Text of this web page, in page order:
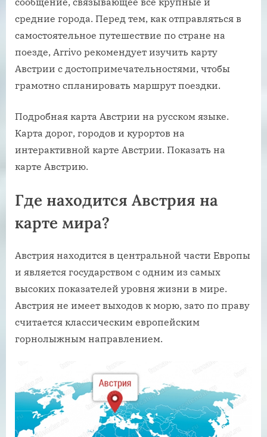
средние города. Перед тем, как отправляться в
самостоятельное путешествие по стране на
поезде, Arrivo рекомендует изучить карту
Австрии с достопримечательностями, чтобы
грамотно спланировать маршрут поездки.
Подробная карта Австрии на русском языке.
Карта дорог, городов и курортов на
интерактивной карте Австрии. Показать на
карте Австрию.
Где находится Австрия на
карте мира?
Австрия находится в центральной части Европы
и является государством с одним из самых
высоких показателей уровня жизни в мире.
Австрия не имеет выходов к морю, зато по праву
считается классическим европейским
горнолыжным направлением.